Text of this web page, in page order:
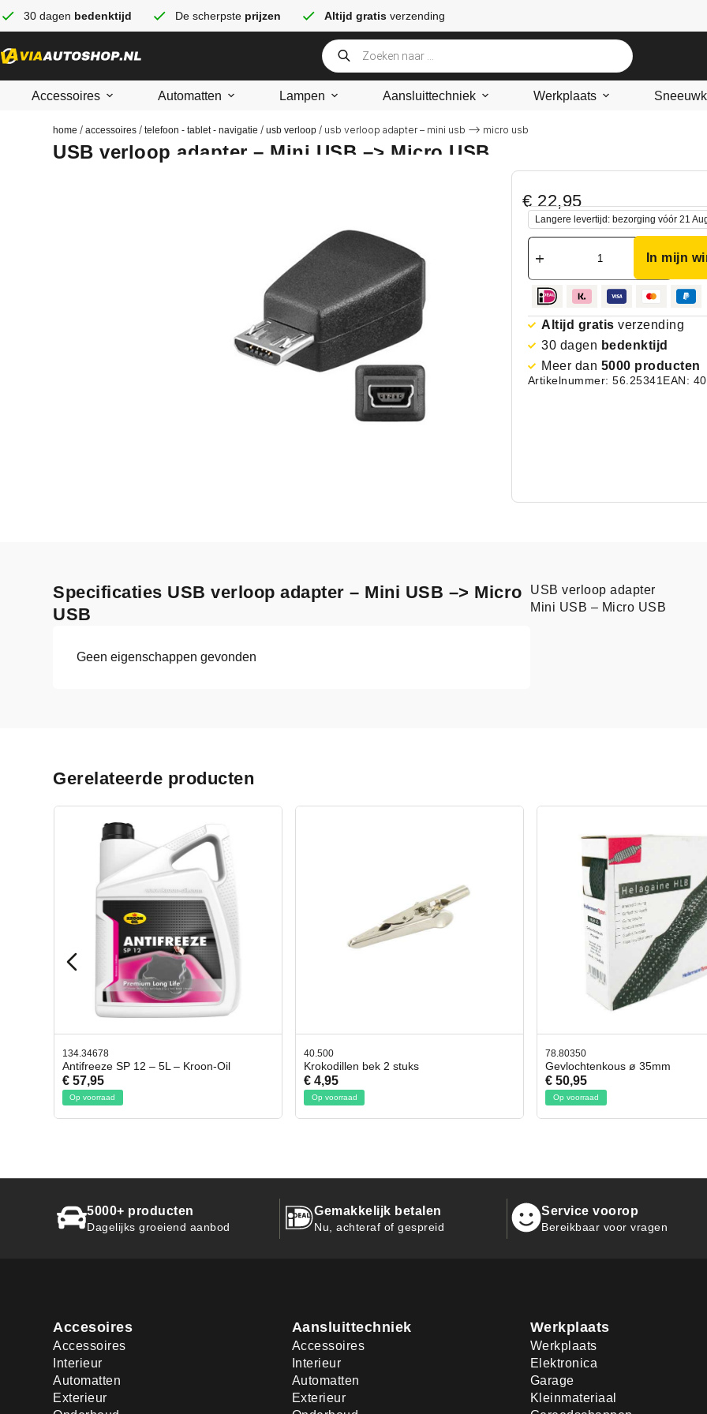
30 dagen bedenktijd De scherpste prijzen Altijd gratis verzending
Accessoires Automatten Lampen Aansluittechniek Werkplaats
home /accessoires /telefoon - tablet - navigatie /usb verloop / usb verloop adapter – mini usb –> micro usb
USB verloop adapter – Mini USB –> Micro USB
€22,95
Langere levertijd: bezorging vóór 21
In mijn
Altijd gratis verzending
30 dagen bedenktijd
Meer dan 5000 producten
Artikelnummer: 56.25341 EAN:
Specificaties USB verloop adapter – Mini USB –> Micro
USB
Geen eigenschappen gevonden
USB verloop adapter
Mini USB – Micro USB
Gerelateerde producten
40.500
Krokodillen bek 2 stuks
€ 4,95
Op voorraad
78.80350
Gevlochtenkous ø 35mm
€ 50,95
Op voorraad
42.59551
Bit- en Doppenset 19 Delig
€ 19,95
Op voorraad
5000+ producten
Dagelijks groeiend aanbod
Gemakkelijk betalen
Nu, achteraf of gespreid
Service voorop
Bereikbaar voor vragen
Accesoires
Accessoires
Interieur
Automatten
Exterieur
Aansluittechniek
Accessoires
Interieur
Automatten
Exterieur
Werkplaats
Werkplaats
Elektronica
Garage
Kleinmateriaal